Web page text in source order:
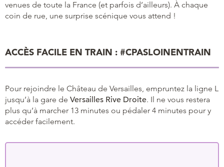
venues de toute la France (et parfois d’ailleurs). À chaque
coin de rue, une surprise scénique vous attend !
ACCÈS FACILE EN TRAIN : #CPASLOINENTRAIN
Pour rejoindre le Château de Versailles, empruntez la ligne L
jusqu’à la gare de Versailles Rive Droite. Il ne vous restera
plus qu’à marcher 13 minutes ou pédaler 4 minutes pour y
accéder facilement.